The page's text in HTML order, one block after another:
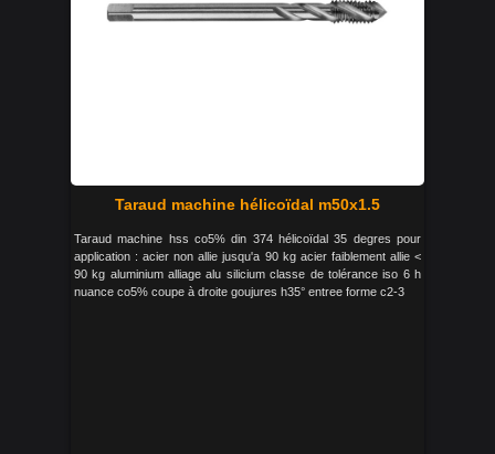
Taraud machine hélicoïdal m50x1.5
Taraud machine hss co5% din 374 hélicoïdal 35 degres pour
application : acier non allie jusqu'a 90 kg acier faiblement allie <
90 kg aluminium alliage alu silicium classe de tolérance iso 6 h
nuance co5% coupe à droite goujures h35° entree forme c2-3